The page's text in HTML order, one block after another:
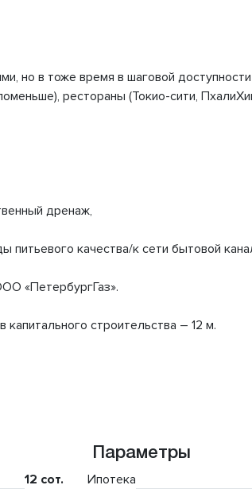
но в тоже время в шаговой
рестораны (Токио-сити,
дренаж,
качества/к сети бытовой
«ПетербургГаз».
строительства – 12 м.
12 сот.
Параметры
Ипотека